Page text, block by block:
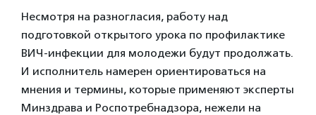
Несмотря на разногласия, работу над
подготовкой открытого урока по профилактике
ВИЧ-инфекции для молодежи будут продолжать.
И исполнитель намерен ориентироваться на
мнения и термины, которые применяют эксперты
Минздрава и Роспотребнадзора, нежели на